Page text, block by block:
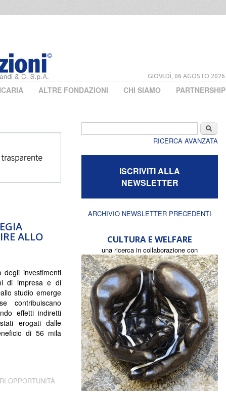
GIOVEDÌ, 06 AGOSTO 2026
ALTRE FONDAZIONI CHI SIAMO PARTNERSHIP
ALLO
degli investimenti
di impresa e di
studio emerge
contribuiscano
effetti indiretti
erogati dalle
di 56 mila
OPPORTUNITÀ
Cerca
RICERCA AVANZATA
ISCRIVITI ALLA
NEWSLETTER
ARCHIVIO NEWSLETTER PRECEDENTI
CULTURA E WELFARE
una ricerca in collaborazione con